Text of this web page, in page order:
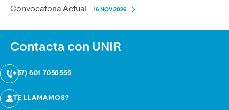
Convocatoria Actual: 16 NOV 2026
Contacta con UNIR
(+57) 601 7056555
¿TE LLAMAMOS?